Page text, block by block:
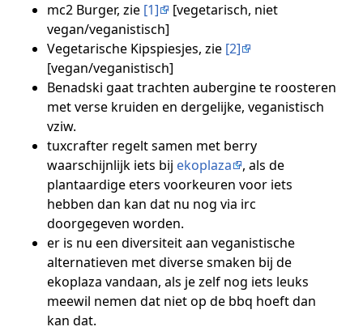
mc2 Burger, zie [1]
[vegetarisch, niet
vegan/veganistisch]
Vegetarische Kipspiesjes, zie [2]
[vegan/veganistisch]
Benadski gaat trachten aubergine te roosteren
met verse kruiden en dergelijke, veganistisch
vziw.
tuxcrafter regelt samen met berry
waarschijnlijk iets bij ekoplaza
, als de
plantaardige eters voorkeuren voor iets
hebben dan kan dat nu nog via irc
doorgegeven worden.
er is nu een diversiteit aan veganistische
alternatieven met diverse smaken bij de
ekoplaza vandaan, als je zelf nog iets leuks
meewil nemen dat niet op de bbq hoeft dan
kan dat.